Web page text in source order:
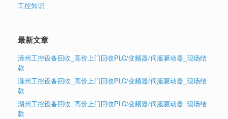
工控知识
最新文章
漳州工控设备回收_高价上门回收PLC/变频器/伺服驱动器_现场结
款
滁州工控设备回收_高价上门回收PLC/变频器/伺服驱动器_现场结
款
湖州工控设备回收_高价上门回收PLC/变频器/伺服驱动器_现场结
款